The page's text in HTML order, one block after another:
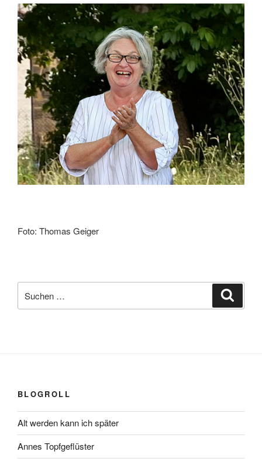
Foto: Thomas Geiger
nach:
BLOGROLL
Alt werden kann ich später
Annes Topfgeflüster